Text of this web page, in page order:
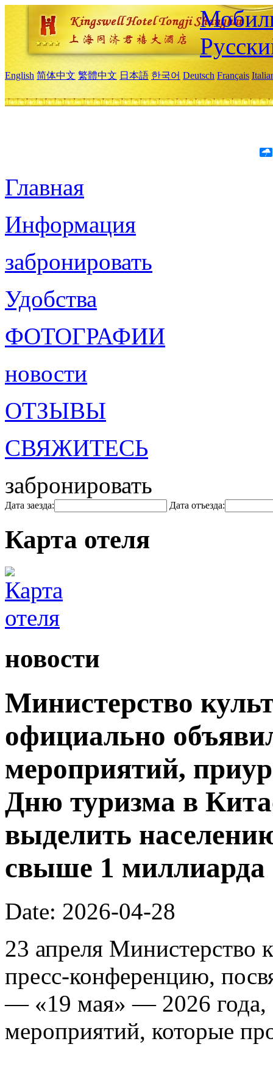
English 简体中文 繁體中文 日本語 한국어 Deutsch Français
Главная
Информация
забронировать
Удобства
ФОТОГРАФИИ
новости
ОТЗЫВЫ
СВЯЖИТЕСЬ
забронировать
Дата заезда: Дата отъезда:
Карта отеля
новости
Министерство
официально
мероприятий,
Дню туризма в
выделить
свыше 1 миллиарда
Date: 2026-04-28
23 апреля Министерство
пресс-конференцию,
— «19 мая» — 2026 года,
мероприятий, которые